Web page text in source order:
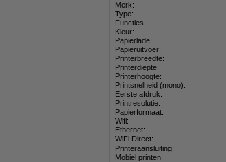
Merk:
Type:
Functies:
Kleur:
Papierlade:
Papieruitvoer:
Printerbreedte:
Printerdiepte:
Printerhoogte:
Printsnelheid (mono):
Eerste afdruk:
Printresolutie:
Papierformaat:
Wifi:
Ethernet:
WiFi Direct:
Printeraansluiting:
Mobiel printen: